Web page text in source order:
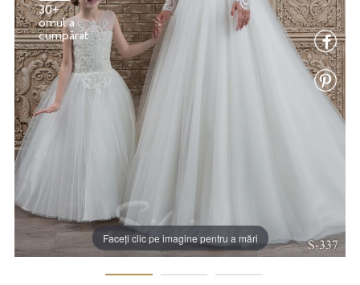
Faceți clic pe imagine pentru a mări
30+
omul a
cumpărat